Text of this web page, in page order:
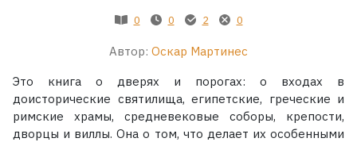
0 0 2 0
Автор: Оскар Мартинес
Это книга о дверях и порогах: о входах в
доисторические святилища, египетские, греческие и
римские храмы, средневековые соборы, крепости,
дворцы и виллы. Она о том, что делает их особенными